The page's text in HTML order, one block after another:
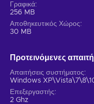
Γραφικά
256 MB
Αποθηκευτικός Χώρος
30 MB
Προτεινόμενες
Απαιτήσεις συστήματος
Windows
Επεξεργαστής
2 Ghz